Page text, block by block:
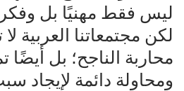
ليس فقط مهنيًا بل
لكن مجتمعاتنا العربية
محاربة الناجح؛ بل
ومحاولة دائمة لإيجاد